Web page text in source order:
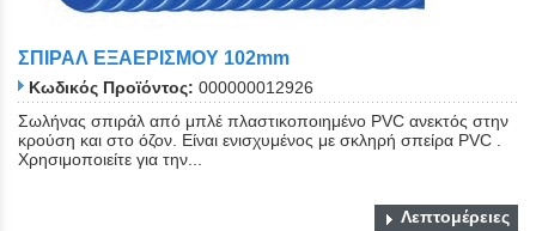
ΣΠΙΡΑΛ ΕΞΑΕΡΙΣΜΟΥ 102mm
Κωδικός Προϊόντος: 000000012926
Σωλήνας σπιράλ από μπλέ πλαστικοποιημένο PVC ανεκτός στην
κρούση και στο όζον. Είναι ενισχυμένος με σκληρή σπείρα PVC .
Χρησιμοποιείτε για την...
Λεπτομέρειες